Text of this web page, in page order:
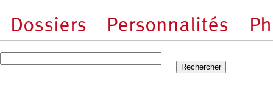
Dossiers Personnalités